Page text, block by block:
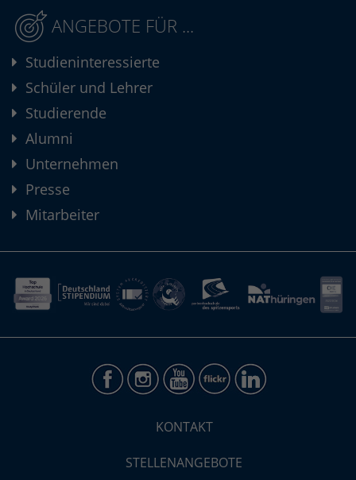
ANGEBOTE FÜR ...
Studieninteressierte
Schüler und Lehrer
Studierende
Alumni
Unternehmen
Presse
Mitarbeiter
KONTAKT
STELLENANGEBOTE